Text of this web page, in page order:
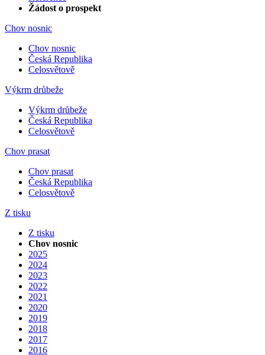
Žádost o prospekt
Chov nosnic
Chov nosnic
Česká Republika
Celosvětově
Výkrm drůbeže
Výkrm drůbeže
Česká Republika
Celosvětově
Chov prasat
Chov prasat
Česká Republika
Celosvětově
Z tisku
Z tisku
Chov nosnic
2025
2024
2023
2022
2021
2020
2019
2018
2017
2016